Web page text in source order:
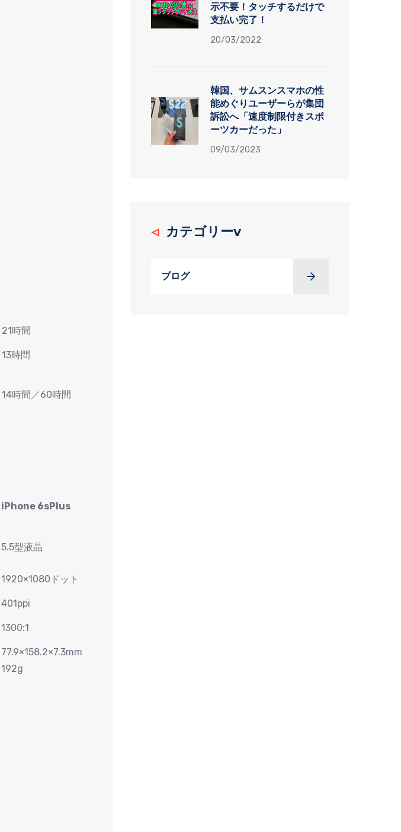
21時間
13時間
14時間／60時間
iPhone 6sPlus
5.5型液晶
1920×1080ドット
401ppi
1300:1
77.9×158.2×7.3mm
192g
示不要！タッチするだけで
支払い完了！
20/03/2022
韓国、サムスンスマホの性
能めぐりユーザーらが集団
訴訟へ「速度制限付きスポ
ーツカーだった」
09/03/2023
カテゴリーv
ブログ